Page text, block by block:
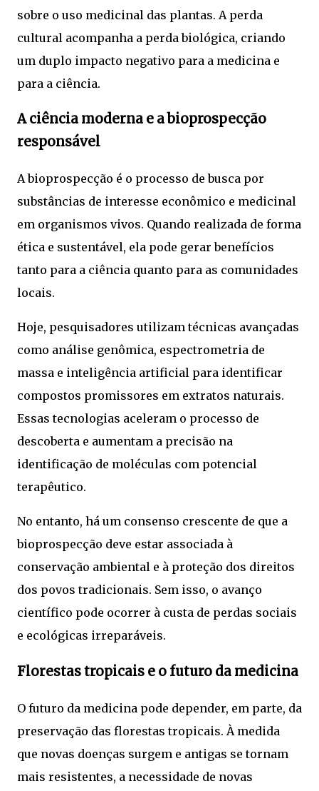
sobre o uso medicinal das plantas. A perda
cultural acompanha a perda biológica, criando
um duplo impacto negativo para a medicina e
para a ciência.
A ciência moderna e a bioprospecção
responsável
A bioprospecção é o processo de busca por
substâncias de interesse econômico e medicinal
em organismos vivos. Quando realizada de forma
ética e sustentável, ela pode gerar benefícios
tanto para a ciência quanto para as comunidades
locais.
Hoje, pesquisadores utilizam técnicas avançadas
como análise genômica, espectrometria de
massa e inteligência artificial para identificar
compostos promissores em extratos naturais.
Essas tecnologias aceleram o processo de
descoberta e aumentam a precisão na
identificação de moléculas com potencial
terapêutico.
No entanto, há um consenso crescente de que a
bioprospecção deve estar associada à
conservação ambiental e à proteção dos direitos
dos povos tradicionais. Sem isso, o avanço
científico pode ocorrer à custa de perdas sociais
e ecológicas irreparáveis.
Florestas tropicais e o futuro da medicina
O futuro da medicina pode depender, em parte, da
preservação das florestas tropicais. À medida
que novas doenças surgem e antigas se tornam
mais resistentes, a necessidade de novas